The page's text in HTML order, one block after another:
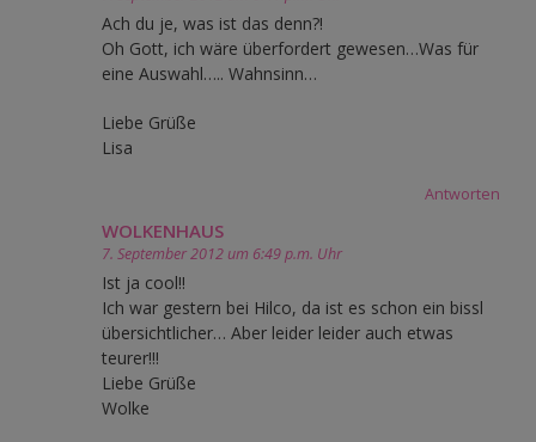
Ach du je, was ist das denn?!
Oh Gott, ich wäre überfordert gewesen…Was für
eine Auswahl….. Wahnsinn…
Liebe Grüße
Lisa
Antworten
WOLKENHAUS
7. September 2012 um 6:49 p.m. Uhr
Ist ja cool!!
Ich war gestern bei Hilco, da ist es schon ein bissl
übersichtlicher… Aber leider leider auch etwas
teurer!!!
Liebe Grüße
Wolke